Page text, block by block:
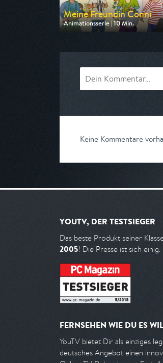
Meine Freundin Conni
Animationsserie | 10 Min.
Ausgestrahlt von ZDF
Keine Kommentare
YOUTV, DER TESTSIEGER
Das beste Produkt seiner
2005! Die Presse ist sich einig.
FERNSEHEN WIE DU ES
YouTV bietet Dir als einziges
deutsches Angebot einen